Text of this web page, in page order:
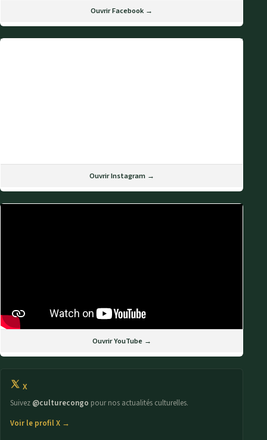
Ouvrir Facebook →
Ouvrir Instagram →
Ouvrir YouTube →
X
Suivez @culturecongo pour nos actualités culturelles.
Voir le profil X →